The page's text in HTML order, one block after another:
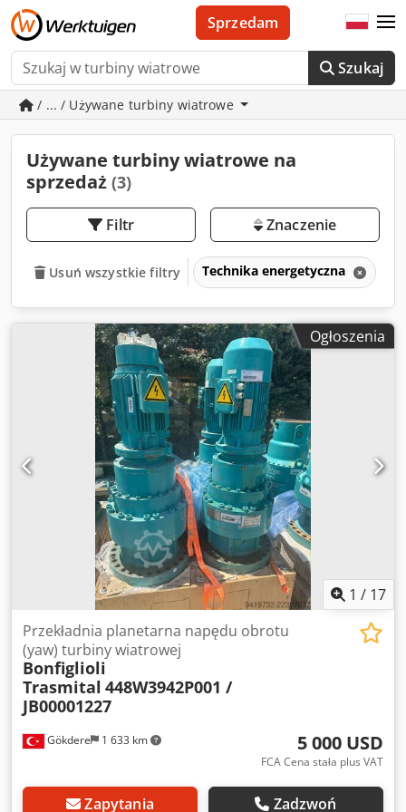
Szukaj
Sprzedam
/ ... / Używane turbiny wiatrowe
Używane turbiny wiatrowe na
sprzedaż (3)
Filtr Znaczenie
Usuń wszystkie filtry Technika energetyczna
Ogłoszenia
1 / 17
Gökdere 1 633 km
Przekładnia planetarna napędu obrotu
(yaw) turbiny wiatrowej
Bonfiglioli
Trasmital 448W3942P001 /
JB00001227
5 000 USD
FCA Cena stała plus VAT
Zapytania Zadzwoń